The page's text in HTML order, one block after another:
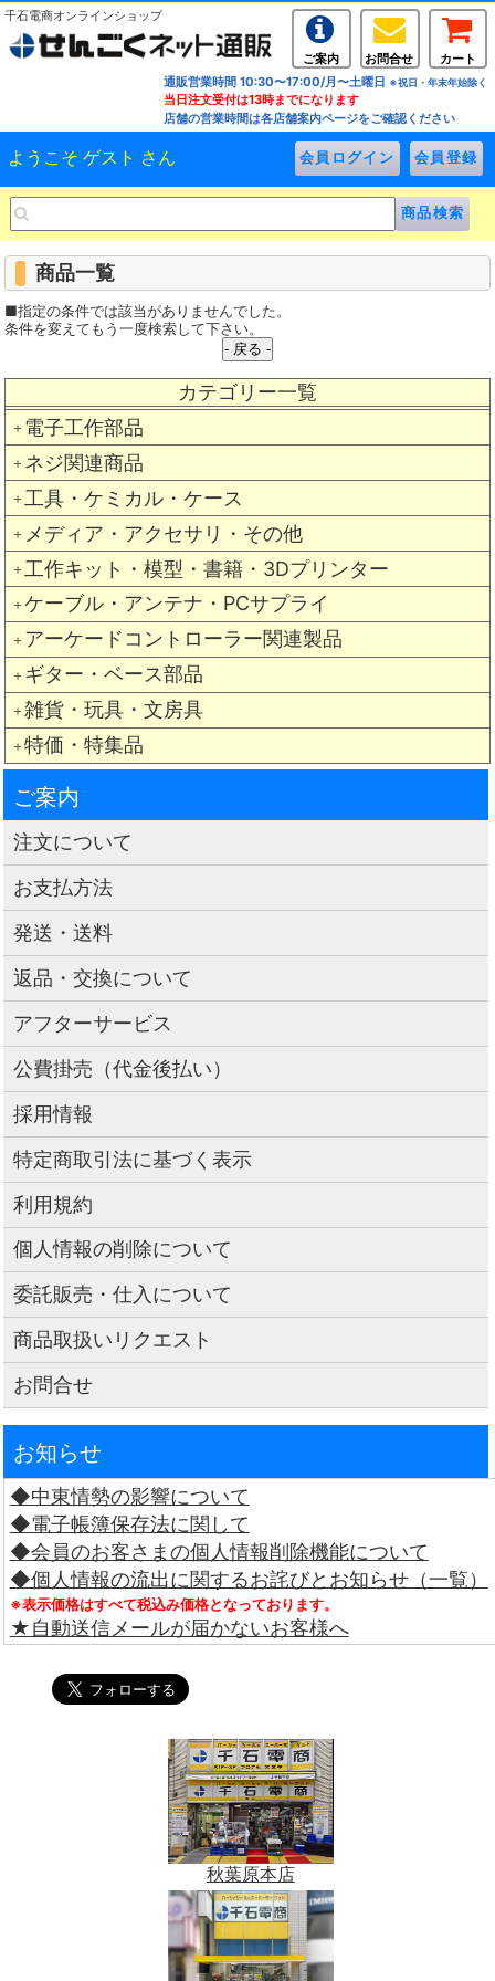
千石電商オンラインショップ
ご案内 お問合せ
カート
通販営業時間 10:30〜17:00/月〜土曜日 ※祝日・年末年始除く
当日注文受付は13時までになります
店舗の営業時間は各店舗案内ページをご確認ください
ようこそ ゲスト さん
カテゴリー一覧
＋ 電子工作部品
＋ ネジ関連商品
＋ 工具・ケミカル・ケース
＋ メディア・アクセサリ・その他
＋ 工作キット・模型・書籍・3Dプリンター
＋ ケーブル・アンテナ・PCサプライ
＋ アーケードコントローラー関連製品
＋ ギター・ベース部品
＋ 雑貨・玩具・文房具
＋ 特価・特集品
商品一覧
■指定の条件では該当がありませんでした。
条件を変えてもう一度検索して下さい。
ご案内
注文について
お支払方法
発送・送料
返品・交換について
アフターサービス
公費掛売（代金後払い）
採用情報
特定商取引法に基づく表示
利用規約
個人情報の削除について
委託販売・仕入について
商品取扱いリクエスト
お問合せ
お知らせ
◆中東情勢の影響について
◆電子帳簿保存法に関して
◆会員のお客さまの個人情報削除機能について
◆個人情報の流出に関するお詫びとお知らせ（一覧）
※表示価格はすべて税込み価格となっております。
★自動送信メールが届かないお客様へ
秋葉原本店